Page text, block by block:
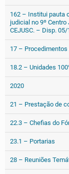
162 – Institui pauta
judicial no 9º
CEJUSC. – Disp.
17 –
18.2 – Unidades
2020
21 – Prestação de
22.3 – Chefias do
23.1 – Portarias
28 – Reuniões